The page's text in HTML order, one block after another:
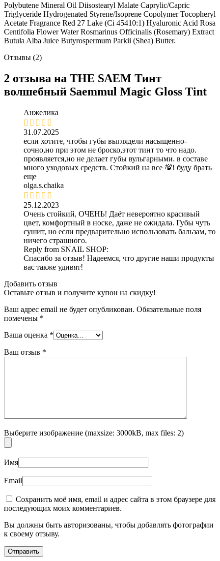
Polybutene Mineral Oil Diisostearyl Malate Caprylic/Capric
Triglyceride Hydrogenated Styrene/Isoprene Copolymer Tocopheryl
Acetate Fragrance Red 27 Lake (Ci 45410:1) Hyaluronic Acid Rosa
Centifolia Flower Water Rosmarinus Officinalis (Rosemary) Extract
Butula Alba Juice Butyrospermum Parkii (Shea) Butter.
Отзывы (2)
2 отзыва на THE SAEM Тинт
волшебный Saemmul Magic Gloss Tint
Анжелика
31.07.2025
если хотите, чтобы губы выглядели насыщенно-
сочно,но при этом не броско,этот тинт то что надо.
проявляется,но не делает губы вульгарными. в составе
много уходовых средств. Стойкий на все 💯! буду брать
еще
olga.s.chaika
25.12.2023
Очень стойкий, ОЧЕНЬ! Даёт невероятно красивый
цвет, комфортный в носке, даже не ожидала. Губы чуть
сушит, но если предварительно использовать бальзам, то
ничего страшного.
Reply from SNAIL SHOP:
Спасибо за отзыв! Надеемся, что другие наши продукты
вас также удивят!
Добавить отзыв
Оставьте отзыв и получите купон на скидку!
Ваш адрес email не будет опубликован. Обязательные поля
помечены *
Ваша оценка *
Ваш отзыв *
Выберите изображение (maxsize: 3000kB, max files: 2)
Имя
Email
Сохранить моё имя, email и адрес сайта в этом браузере для
последующих моих комментариев.
Вы должны быть авторизованы, чтобы добавлять фотографии
к своему отзыву.